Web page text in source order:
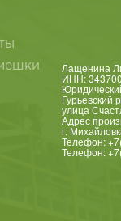
Лащенина
ИНН:
Гурьевский
улица
Адрес
г.
Телефон:
Телефон: